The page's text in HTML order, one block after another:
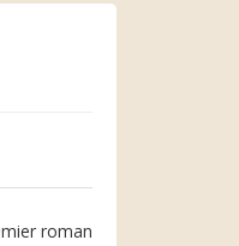
roman